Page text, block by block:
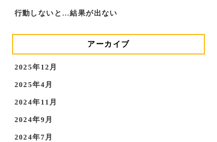
行動しないと…結果が出ない
アーカイブ
2025年12月
2025年4月
2024年11月
2024年9月
2024年7月